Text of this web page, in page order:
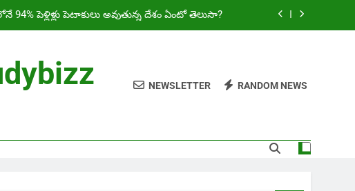
వాతావరణం, భాషలు, సంస్కృతి మరియు ఇతర వివరాలు
in Telugu – సింధు జలాల ఒప్పందం అంటే ఏమిటి!
వాతావరణం, భాషలు, సంస్కృతి మరియు ఇతర వివరాలు
NEWSLETTER RANDOM NEWS